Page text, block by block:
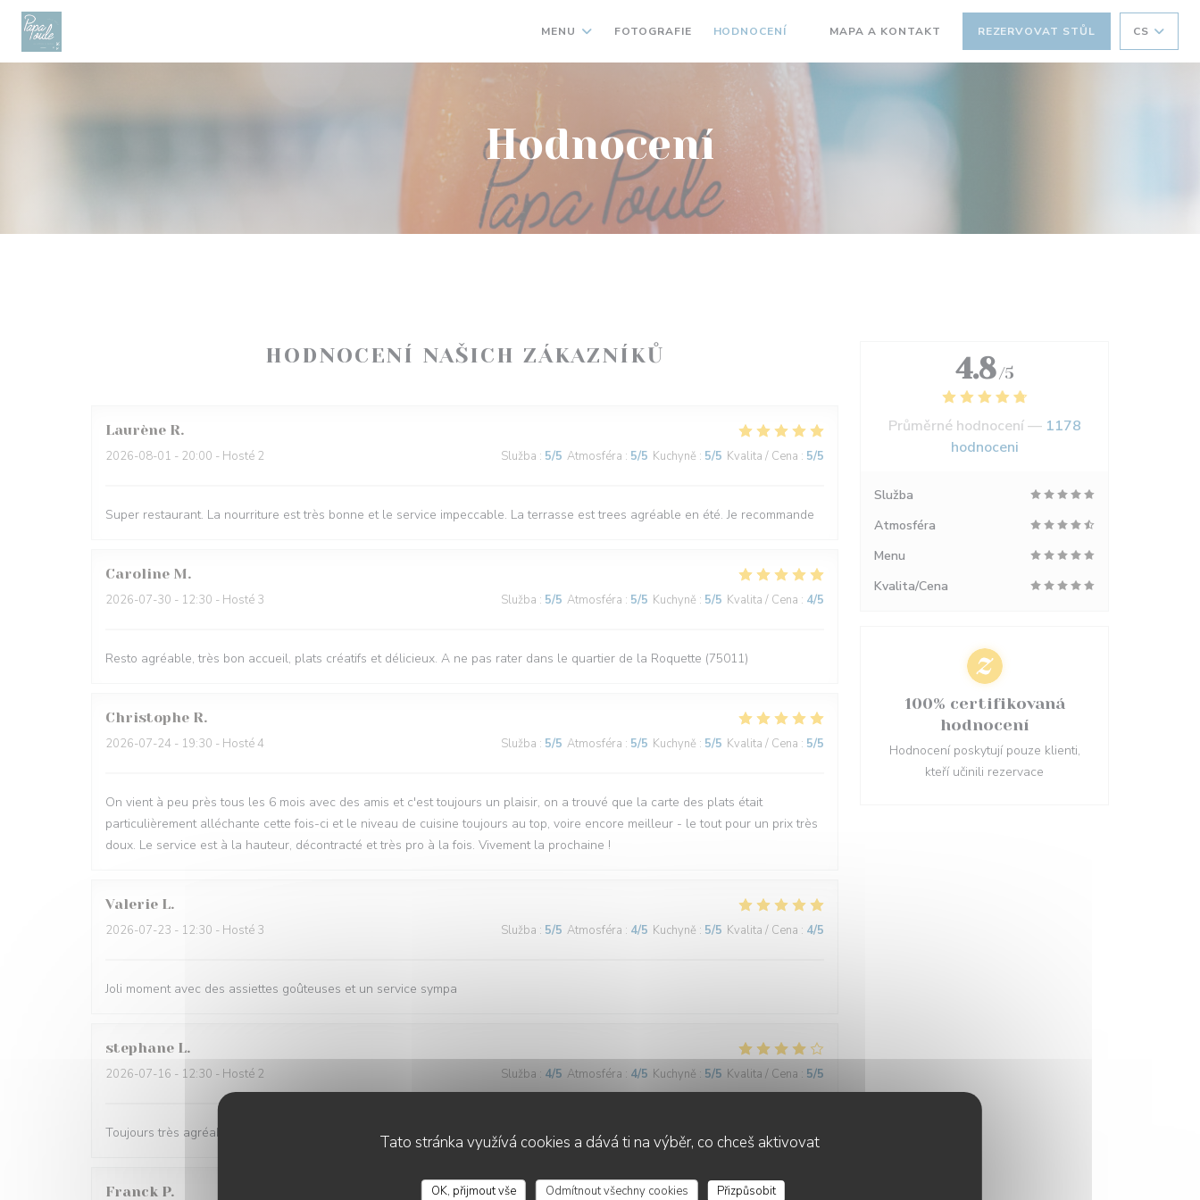
Panel pro správu cookies
Tato stránka využívá cookies a dává ti na výběr, co chceš aktivovat
OK, přijmout vše Odmítnout všechny cookies
Přizpůsobit
MENU FOTOGRAFIE HODNOCENÍ MAPA A KONTAKT REZERVOVAT STŮL CS
Hodnocení
HODNOCENÍ NAŠICH ZÁKAZNÍKŮ
Laurène R
2026-08-01 - 20:00 - Hosté 2 Služba : 5/5 Atmosféra : 5/5 Kuchyně : 5/5 Kvalita / Cena : 5/5
Super restaurant. La nourriture est très bonne et le service impeccable. La terrasse est trees agréable en été. Je recommande
Caroline M
2026-07-30 - 12:30 - Hosté 3 Služba : 5/5 Atmosféra : 5/5 Kuchyně : 5/5 Kvalita / Cena : 4/5
Resto agréable, très bon accueil, plats créatifs et délicieux. A ne pas rater dans le quartier de la Roquette (75011)
Christophe R
2026-07-24 - 19:30 - Hosté 4 Služba : 5/5 Atmosféra : 5/5 Kuchyně : 5/5 Kvalita / Cena : 5/5
On vient à peu près tous les 6 mois avec des amis et c'est toujours un plaisir, on a trouvé que la carte des plats était
particulièrement alléchante cette fois-ci et le niveau de cuisine toujours au top, voire encore meilleur - le tout pour un prix très
doux. Le service est à la hauteur, décontracté et très pro à la fois. Vivement la prochaine !
Valerie L
2026-07-23 - 12:30 - Hosté 3 Služba : 5/5 Atmosféra : 4/5 Kuchyně : 5/5 Kvalita / Cena : 4/5
Joli moment avec des assiettes goûteuses et un service sympa
stephane L
2026-07-16 - 12:30 - Hosté 2 Služba : 4/5 Atmosféra : 4/5 Kuchyně : 5/5 Kvalita / Cena : 5/5
Toujours très agréable et des plats recherchés et raffinés.
Franck P
4.8 /5
Průměrné hodnocení — 1178
hodnoceni
Služba
Atmosféra
Menu
Kvalita/Cena
100% certifikovaná
hodnocení
Hodnocení poskytují pouze klienti,
kteří učinili rezervace